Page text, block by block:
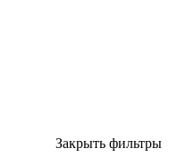
Закрыть фильтры